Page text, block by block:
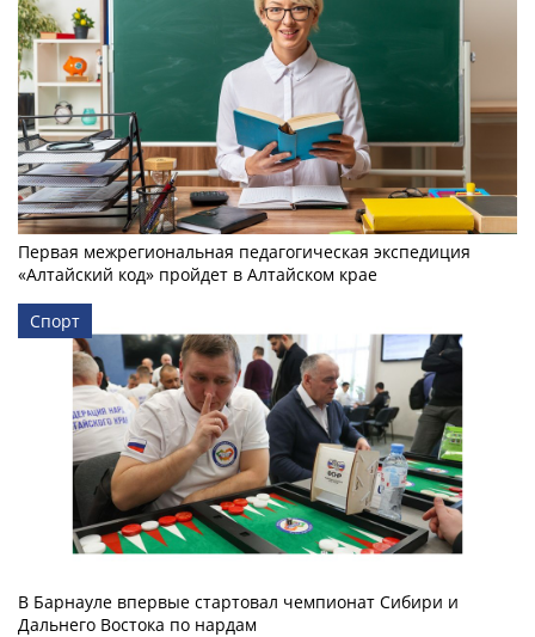
Первая межрегиональная педагогическая экспедиция
«Алтайский код» пройдет в Алтайском крае
Спорт
В Барнауле впервые стартовал чемпионат Сибири и
Дальнего Востока по нардам